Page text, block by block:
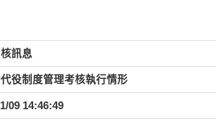
訊息
役制度管理考核執行情形
09 14:46:49